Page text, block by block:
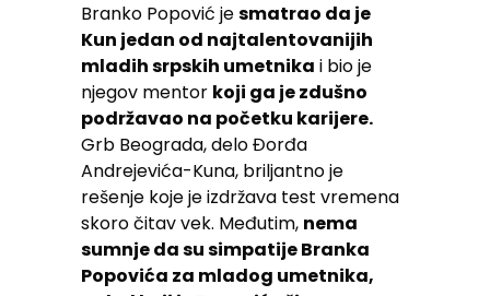
Branko Popović jesmatrao da je
Kun jedan od najtalentovanijih
mladih srpskih umetnika i bio je
njegov mentor koji ga je zdušno
podržavao na početku karijere.
Grb Beograda, delo Đorđa
Andrejevića-Kuna, briljantno je
rešenje koje je izdržava test vremena
skoro čitav vek. Međutim, nema
sumnje da su simpatije Branka
Popovića za mladog umetnika,